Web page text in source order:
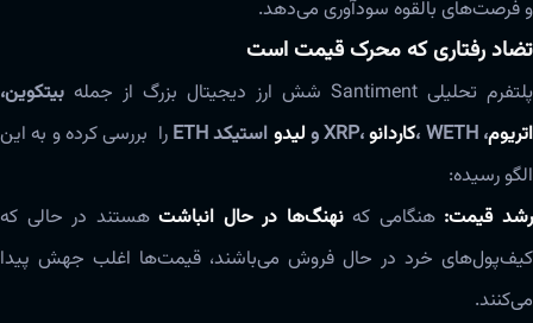
و فرصت‌های بالقوه سودآوری می‌دهد.
تضاد رفتاری که محرک قیمت است
پلتفرم تحلیلی Santiment شش ارز دیجیتال بزرگ از جمله
بیتکوین،
اتریوم، XRP، کاردانو، WETH و لیدو استیکد ETH
را بررسی کرده و به این
الگو رسیده:
رشد قیمت: هنگامی کهنهنگ‌ها در حال انباشتهستند در حالی که
کیف‌پول‌های خرد در حال فروش می‌باشند، قیمت‌ها اغلب جهش پیدا
می‌کنند.